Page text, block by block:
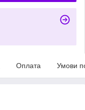
Оплата Умови